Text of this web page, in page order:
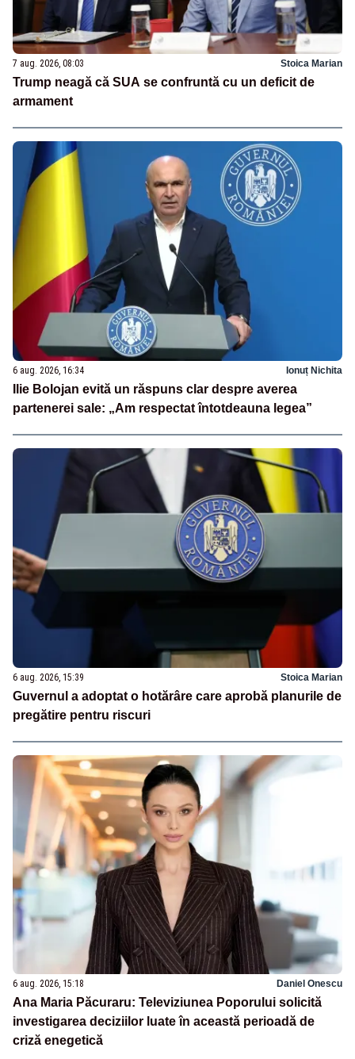
7 aug. 2026, 08:03 Stoica Marian
Trump neagă că SUA se confruntă cu un deficit de
armament
6 aug. 2026, 16:34 Ionuț Nichita
Ilie Bolojan evită un răspuns clar despre averea
partenerei sale: „Am respectat întotdeauna legea”
6 aug. 2026, 15:39 Stoica Marian
Guvernul a adoptat o hotărâre care aprobă planurile de
pregătire pentru riscuri
6 aug. 2026, 15:18 Daniel Onescu
Ana Maria Păcuraru: Televiziunea Poporului solicită
investigarea deciziilor luate în această perioadă de
criză enegetică